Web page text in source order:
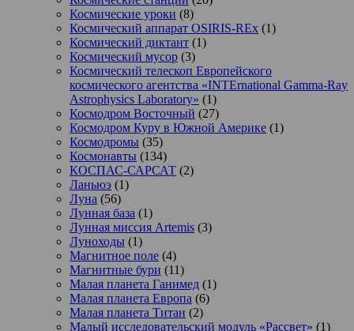
Космические уроки (8)
Космический аппарат OSIRIS-REx (1)
Космический диктант (1)
Космический мусор (3)
Космический телескоп Европейского
космического агентства «INTErnational Gamma-Ray
Astrophysics Laboratory» (1)
Космодром Восточный (27)
Космодром Куру в Южной Америке (1)
Космодромы (35)
Космонавты (134)
КОСПАС-САРСАТ (2)
Ланьюэ (1)
Луна (56)
Лунная база (1)
Лунная миссия Artemis (3)
Луноходы (1)
Магнитное поле (4)
Магнитные бури (11)
Малая планета Ганимед (1)
Малая планета Европа (6)
Малая планета Титан (2)
Малый исследовательский модуль «Рассвет» (1)